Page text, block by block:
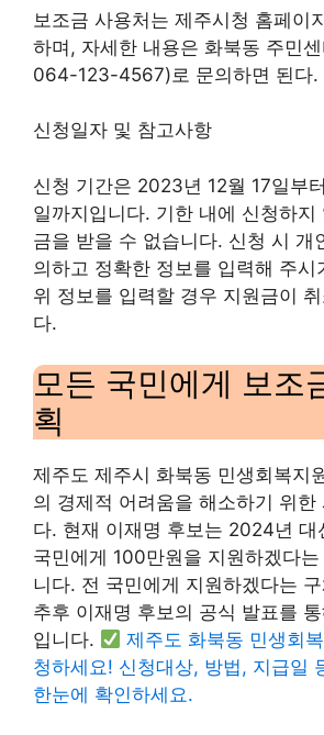
보조금 사용처는 제주시청 홈페이
하며, 자세한 내용은 화북동 주민
064-123-4567)로 문의하면 된다.
신청일자 및 참고사항
신청 기간은 2023년 12월 17일부
일까지입니다. 기한 내에 신청하지
금을 받을 수 없습니다. 신청 시 개
의하고 정확한 정보를 입력해 주시
위 정보를 입력할 경우 지원금이
다.
모든 국민에게 보조
획
제주도 제주시 화북동 민생회복지
의 경제적 어려움을 해소하기 위한
다. 현재 이재명 후보는 2024년 대
국민에게 100만원을 지원하겠다
니다. 전 국민에게 지원하겠다는
추후 이재명 후보의 공식 발표를
입니다.
제주도 화북동 민생회
청하세요! 신청대상, 방법, 지급일
한눈에 확인하세요.